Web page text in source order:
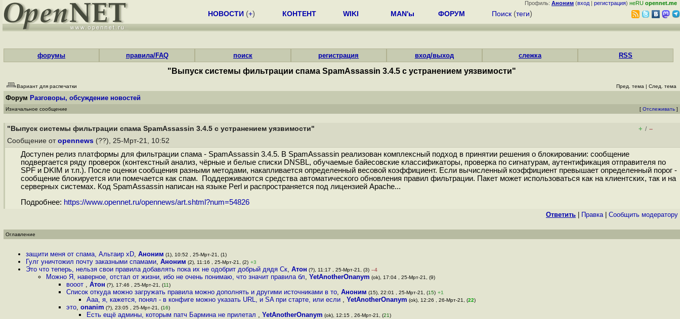
Профиль: Аноним (вход | регистрация) неRU opennet.me
НОВОСТИ (+) КОНТЕНТ WIKI MAN'ы ФОРУМ Поиск (теги)
форумы правила/FAQ поиск регистрация вход/выход слежка RSS
"Выпуск системы фильтрации спама SpamAssassin 3.4.5 с устранением уязвимости"
Вариант для распечатки Пред. тема | След. тема
Форум Разговоры, обсуждение новостей
Изначальное сообщение [ Отслеживать ]
"Выпуск системы фильтрации спама SpamAssassin 3.4.5 с устранением уязвимости" + / –
Сообщение от opennews (??), 25-Мрт-21, 10:52
Доступен релиз платформы для фильтрации спама - SpamAssassin 3.4.5. В SpamAssassin реализован комплексный подход в принятии решения о блокировании: сообщение
подвергается ряду проверок (контекстный анализ, чёрные и белые списки DNSBL, обучаемые байесовские классификаторы, проверка по сигнатурам, аутентификация отправителя по
SPF и DKIM и т.п.). После оценки сообщения разными методами, накапливается определенный весовой коэффициент. Если вычисленный коэффициент превышает определенный порог -
сообщение блокируется или помечается как спам. Поддерживаются средства автоматического обновления правил фильтрации. Пакет может использоваться как на клиентских, так и на
серверных системах. Код SpamAssassin написан на языке Perl и распространяется под лицензией Apache...
Подробнее: https://www.opennet.ru/opennews/art.shtml?num=54826
Ответить Правка| Cообщить модератору
Оглавление
защити меня от спама, Альтаир xD, Аноним (1), 10:52 , 25-Мрт-21, (1)
Гулг уничтожил почту заказными спамами, Аноним (2), 11:16 , 25-Мрт-21, (2) +3
Это что теперь, нельзя свои правила добавлять пока их не одобрит добрый дядя Ск, Атон (?), 11:17 , 25-Мрт-21, (3) –4
Можно Я, наверное, отстал от жизни, ибо не очень понимаю, что значит правила бл, YetAnotherOnanym (ok), 17:04 , 25-Мрт-21, (9)
вооот , Атон (?), 17:46 , 25-Мрт-21, (11)
Список откуда можно загружать правила можно дополнять и другими источниками в то, Аноним (15), 22:01 , 25-Мрт-21, (15) +1
Ааа, я, кажется, понял - в конфиге можно указать URL, и SA при старте, или если , YetAnotherOnanym (ok), 12:26 , 26-Мрт-21, (22)
это, onanim (?), 23:05 , 25-Мрт-21, (16)
Есть ещё админы, которым патч Бармина не прилетал , YetAnotherOnanym (ok), 12:15 , 26-Мрт-21, (21)